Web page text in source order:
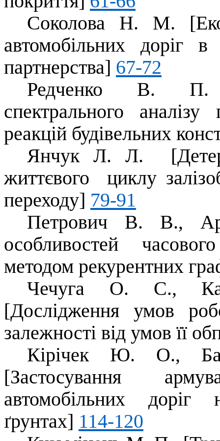
Соколова Н. М.
автомобільних доріг
партнерства] 67-72
Редченко В. П.
спектрального
реакцій будівельних
Янчук Л. Л.
життєвого циклу
переходу] 79-91
Петрович В. В.,
особливостей
методом рекурентних
Чечуга О. С.,
[Дослідження умов
залежності від умов її
Кірічек Ю. О.,
[Застосування
автомобільних доріг
ґрунтах] 114-120